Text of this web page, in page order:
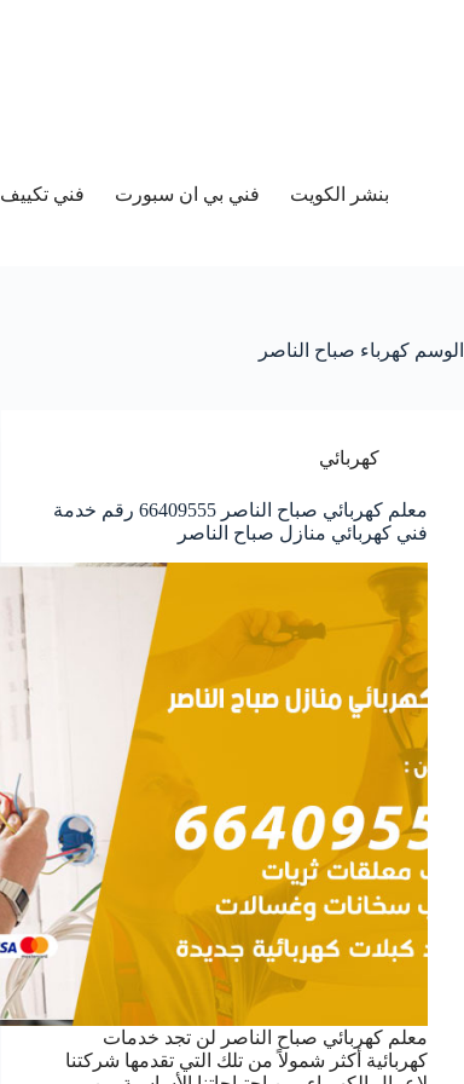
بنشر الكويت فني بي ان سبورت فني تكييف
الوسم كهرباء صباح الناصر
كهربائي
معلم كهربائي صباح الناصر 66409555 رقم خدمة
فني كهربائي منازل صباح الناصر
معلم كهربائي صباح الناصر لن تجد خدمات
كهربائية أكثر شمولاً من تلك التي تقدمها شركتنا